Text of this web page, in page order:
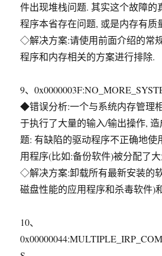
件出现堆栈问题. 其实这个故障的
程序本省存在问题, 或是内存有质
◇解决方案:请使用前面介绍的常
程序和内存相关的方案进行排除.
9、
◆错误分析:一个与系统内存管理
于执行了大量的输入/输出操作,
题: 有缺陷的驱动程序不正确地使
用程序(比如:备份软件)被分配了
◇解决方案:卸载所有最新安装的
磁盘性能的应用程序和杀毒软件)
10、